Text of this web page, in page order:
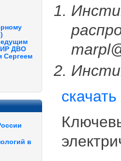
ДВО
Сергеем
в
скачать